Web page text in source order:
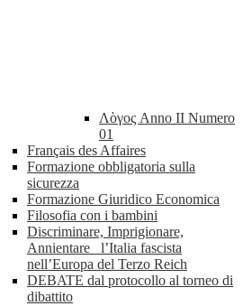
Λὸγος Anno II Numero
01
Français des Affaires
Formazione obbligatoria sulla
sicurezza
Formazione Giuridico Economica
Filosofia con i bambini
Discriminare, Imprigionare,
Annientare_ l’Italia fascista
nell’Europa del Terzo Reich
DEBATE dal protocollo al torneo di
dibattito